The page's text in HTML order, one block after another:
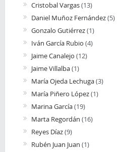
Cristobal Vargas(13)
Daniel Muñoz Fernández(5)
Gonzalo Gutiérrez(1)
Iván García Rubio (4)
Jaime Canalejo (12)
Jaime Villalba(1)
María Ojeda Lechuga(3)
María Piñero López(1)
Marina García(19)
Marta Regordán (16)
Reyes Díaz(9)
Rubén Juan Juan (1)